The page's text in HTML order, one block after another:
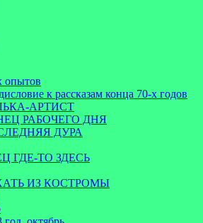
опытов
к рассказам конца 70-х годов
АРТИСТ
РАБОЧЕГО ДНЯ
ДУРА
ГДЕ-ТО ЗДЕСЬ
ИЗ КОСТРОМЫ